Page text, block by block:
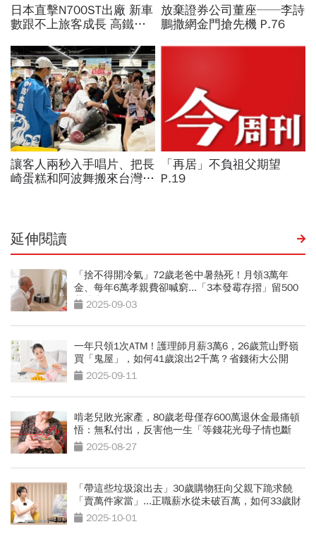
延伸閱讀
「捨不得開冷氣」72歲老爸中暑熱死！月領3萬年
金、每年6萬孝親費卻喊窮...「3本發霉存摺」留500
萬遺產啟示
2025-09-03
一年只領1次ATM！護理師月薪3萬6，26歲荒山野嶺
買「鬼屋」，如何41歲滾出2千萬？省錢術大公開
2025-09-11
啃老兒敗光家產，80歲老母僅存600萬退休金最痛頓
悟：無私付出，反害他一生「等錢花光母子情也斷
了」2025-08-27
「帶這些垃圾滾出去」30歲購物狂向父親下跪求饒
「賣萬件家當」...正職薪水從未破百萬，如何33歲財
務自由？
2025-10-01